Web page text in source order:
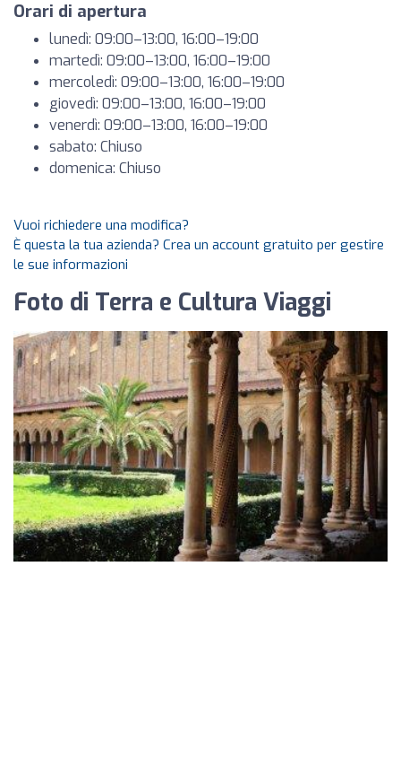
Orari di apertura
lunedì: 09:00–13:00, 16:00–19:00
martedì: 09:00–13:00, 16:00–19:00
mercoledì: 09:00–13:00, 16:00–19:00
giovedì: 09:00–13:00, 16:00–19:00
venerdì: 09:00–13:00, 16:00–19:00
sabato: Chiuso
domenica: Chiuso
Vuoi richiedere una modifica?
È questa la tua azienda? Crea un account gratuito per gestire
le sue informazioni
Foto di Terra e Cultura Viaggi